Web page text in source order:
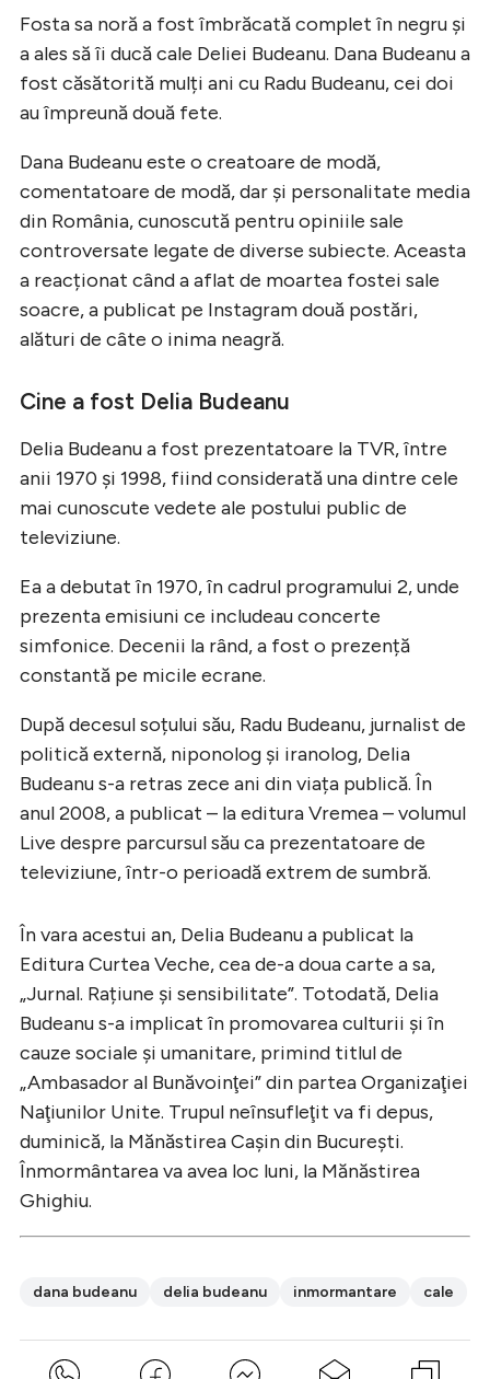
Fosta sa noră a fost îmbrăcată complet în negru și
a ales să îi ducă cale Deliei Budeanu. Dana Budeanu a
fost căsătorită mulți ani cu Radu Budeanu, cei doi
au împreună două fete.
Dana Budeanu este o creatoare de modă,
comentatoare de modă, dar și personalitate media
din România, cunoscută pentru opiniile sale
controversate legate de diverse subiecte. Aceasta
a reacționat când a aflat de moartea fostei sale
soacre, a publicat pe Instagram două postări,
alături de câte o inima neagră.
Cine a fost Delia Budeanu
Delia Budeanu a fost prezentatoare la TVR, între
anii 1970 și 1998, fiind considerată una dintre cele
mai cunoscute vedete ale postului public de
televiziune.
Ea a debutat în 1970, în cadrul programului 2, unde
prezenta emisiuni ce includeau concerte
simfonice. Decenii la rând, a fost o prezență
constantă pe micile ecrane.
După decesul soțului său, Radu Budeanu, jurnalist de
politică externă, niponolog și iranolog, Delia
Budeanu s-a retras zece ani din viața publică. În
anul 2008, a publicat – la editura Vremea – volumul
Live despre parcursul său ca prezentatoare de
televiziune, într-o perioadă extrem de sumbră.
În vara acestui an, Delia Budeanu a publicat la
Editura Curtea Veche, cea de-a doua carte a sa,
„Jurnal. Rațiune și sensibilitate”. Totodată, Delia
Budeanu s-a implicat în promovarea culturii şi în
cauze sociale şi umanitare, primind titlul de
„Ambasador al Bunăvoinţei” din partea Organizaţiei
Naţiunilor Unite. Trupul neînsufleţit va fi depus,
duminică, la Mănăstirea Caşin din Bucureşti.
Înmormântarea va avea loc luni, la Mănăstirea
Ghighiu.
dana budeanu delia budeanu inmormantare cale